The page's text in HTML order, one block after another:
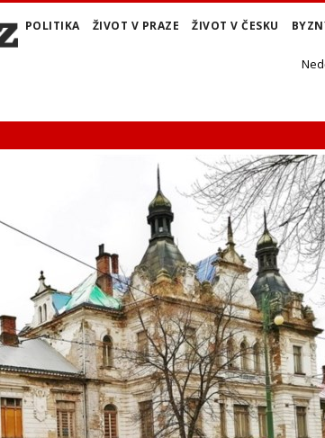
POLITIKA ŽIVOT V PRAZE ŽIVOT V ČESKU